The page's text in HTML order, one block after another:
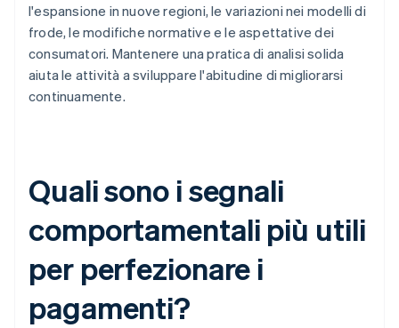
l'espansione in nuove regioni, le variazioni nei modelli di
frode, le modifiche normative e le aspettative dei
consumatori. Mantenere una pratica di analisi solida
aiuta le attività a sviluppare l'abitudine di migliorarsi
continuamente.
Quali sono i segnali
comportamentali più utili
per perfezionare i
pagamenti?